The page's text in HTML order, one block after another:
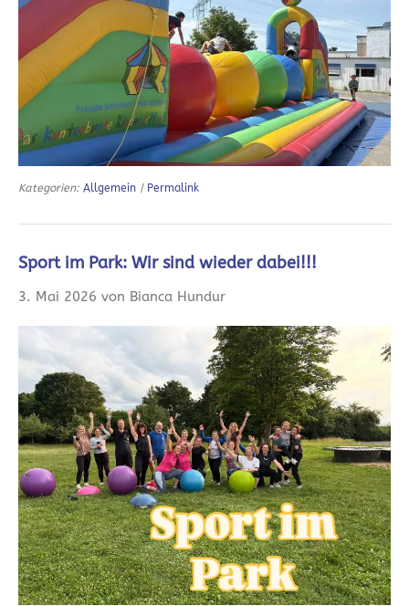
Kategorien: Allgemein | Permalink
Sport im Park: Wir sind wieder dabei!!!
3. Mai 2026 von Bianca Hundur